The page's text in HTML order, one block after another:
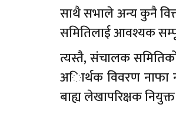
साथै सभाले अन्य कुनै
समितिलाई आवश्यक
त्यस्तै, संचालक
अािर्थक विवरण नाफा
बाह्य लेखापरिक्षक